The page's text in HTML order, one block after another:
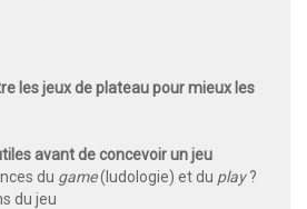
les jeux de plateau pour mieux les
avant de concevoir un jeu
du game(ludologie) et du play?
du jeu